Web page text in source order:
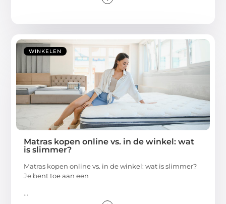
WINKELEN
Matras kopen online vs. in de winkel: wat
is slimmer?
Matras kopen online vs. in de winkel: wat is slimmer?
Je bent toe aan een
...